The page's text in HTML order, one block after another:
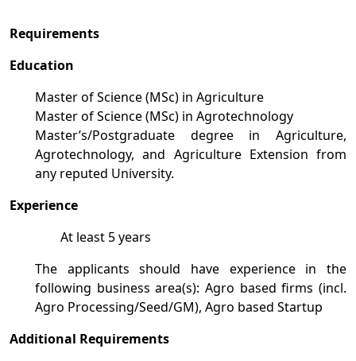
Requirements
Education
Master of Science (MSc) in Agriculture
Master of Science (MSc) in Agrotechnology
Master’s/Postgraduate degree in Agriculture,
Agrotechnology, and Agriculture Extension from
any reputed University.
Experience
At least 5 years
The applicants should have experience in the
following business area(s): Agro based firms (incl.
Agro Processing/Seed/GM), Agro based Startup
Additional Requirements